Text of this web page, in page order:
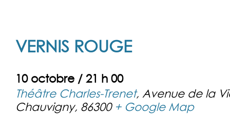
VERNIS ROUGE
10 octobre / 21 h 00
Théâtre Charles-Trenet, Avenue de la
Chauvigny, 86300 + Google Map